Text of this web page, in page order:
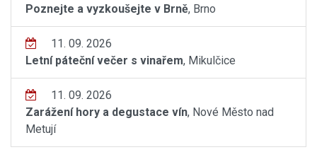
Poznejte a vyzkoušejte v Brně, Brno
11. 09. 2026
Letní páteční večer s vinařem, Mikulčice
11. 09. 2026
Zarážení hory a degustace vín, Nové Město nad
Metují